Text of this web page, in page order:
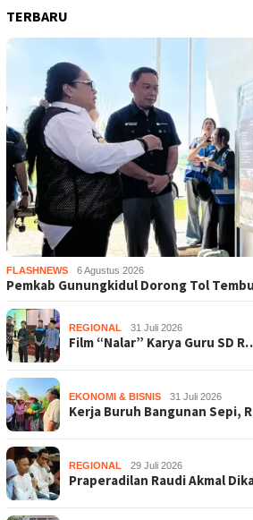
TERBARU
FLASHNEWS 6 Agustus 2026
Pemkab Gunungkidul Dorong Tol
REGIONAL 31 Juli 2026
Film “Nalar” Karya Guru SD
EKONOMI & BISNIS 31 Juli 2026
Kerja Buruh Bangunan Sepi,
REGIONAL 29 Juli 2026
Praperadilan Raudi Akmal